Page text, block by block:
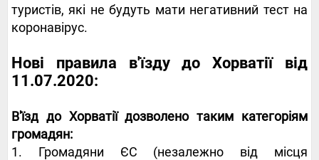
туристів, які не будуть мати негативний тест на
коронавірус.
Нові правила в'їзду до Хорватії від
11.07.2020:
В'їзд до Хорватії дозволено таким категоріям
громадян:
1. Громадяни ЄС (незалежно від місця